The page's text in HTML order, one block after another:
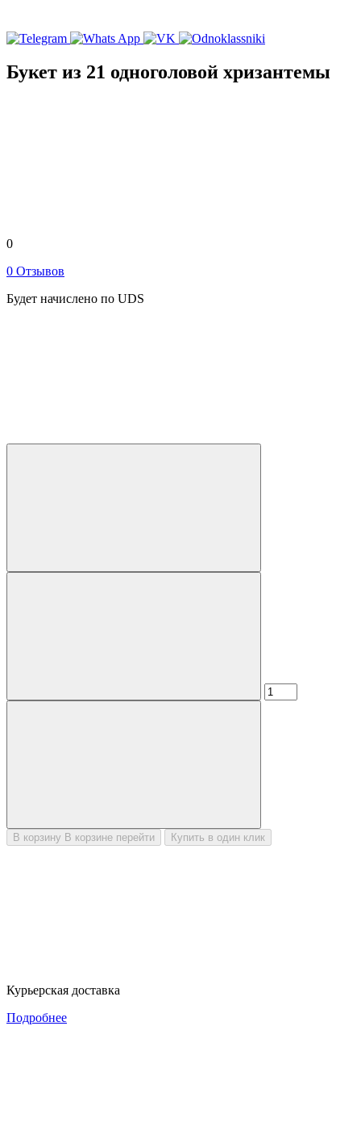
Букет из 21 одноголовой хризантемы
0
0 Отзывов
Будет начислено по UDS
В корзину В корзине перейти Купить в один клик
Курьерская доставка
Подробнее